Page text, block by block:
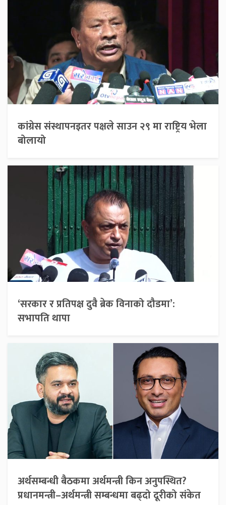
कांग्रेस संस्थापनइतर पक्षले साउन २९ मा राष्ट्रिय भेला
बोलायो
‘सरकार र प्रतिपक्ष दुवै ब्रेक विनाको दौडमा’:
सभापति थापा
अर्थसम्बन्धी बैठकमा अर्थमन्त्री किन अनुपस्थित?
प्रधानमन्त्री–अर्थमन्त्री सम्बन्धमा बढ्दो दूरीको संकेत